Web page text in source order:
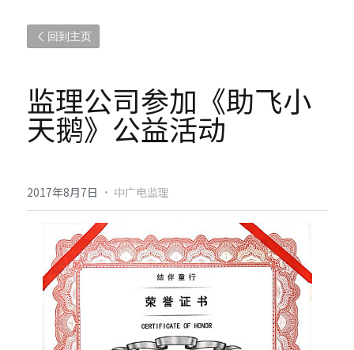
回到主页
监理公司参加《助飞小
天鹅》公益活动
2017年8月7日 · 中广电监理